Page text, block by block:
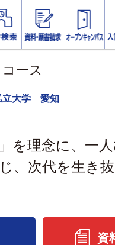
ース
立大学 愛知
を理念に、一
、次代を生き
資